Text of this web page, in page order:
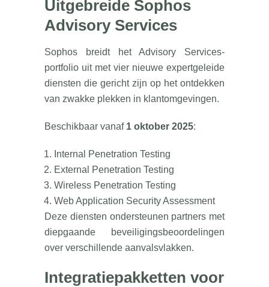
Uitgebreide Sophos
Advisory Services
Sophos breidt het Advisory Services-
portfolio uit met vier nieuwe expertgeleide
diensten die gericht zijn op het ontdekken
van zwakke plekken in klantomgevingen.
Beschikbaar vanaf 1 oktober 2025:
Internal Penetration Testing
External Penetration Testing
Wireless Penetration Testing
Web Application Security Assessment
Deze diensten ondersteunen partners met
diepgaande beveiligingsbeoordelingen
over verschillende aanvalsvlakken.
Integratiepakketten voor